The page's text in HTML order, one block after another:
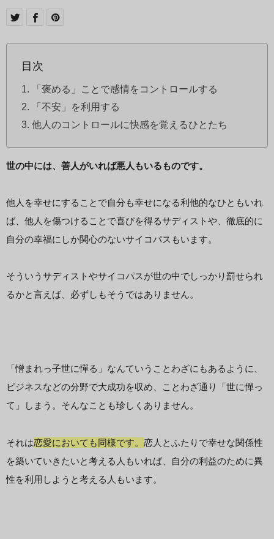
目次
「褒める」ことで感情をコントロールする
「不安」を利用する
他人のコントロールに快感を覚えるひとたち
世の中には、善人がいれば悪人もいるものです。
他人を幸せにすることで自分も幸せになる利他的なひともいれ
ば、他人を傷つけることで喜びを得るサディストや、徹底的に
自分の幸福にしか関心のないサイコパスもいます。
そういうサディストやサイコパスが世の中でしっかり罰せられ
るかと言えば、必ずしもそうではありません。
「憎まれっ子世に憚る」なんていうことわざにもあるように、
ビジネスなどの分野で大成功を収め、ことわざ通り「世に憚っ
て」しまう。そんなことも珍しくありません。
それは恋愛においても同様です。 恋人とふたりで幸せな関係性
を築いていきたいと考える人もいれば、自分の利益のために異
性を利用しようと考える人もいます。